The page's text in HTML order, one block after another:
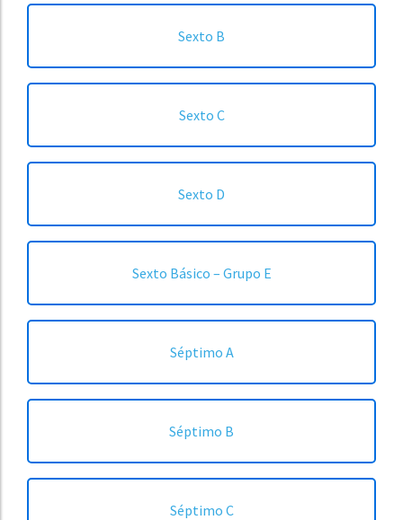
Sexto B
Sexto C
Sexto D
Sexto Básico – Grupo E
Séptimo A
Séptimo B
Séptimo C